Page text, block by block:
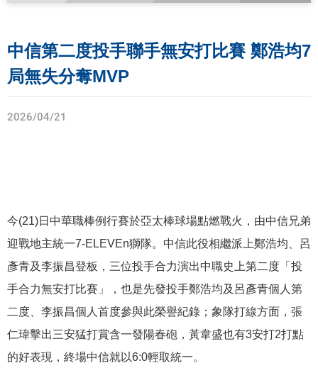
中信第二度投手聯手無安打比賽 鄭浩均7
局無失分奪MVP
2026/04/21
今(21)日中華職棒例行賽於亞太棒球場點燃戰火，由中信兄弟
迎戰地主統一7-ELEVEn獅隊。中信此役相繼派上鄭浩均、呂
彥青及李振昌登板，三位投手合力演出中職史上第二度「投
手合力無安打比賽」，也是先發投手鄭浩均及呂彥青個人第
二度、李振昌個人首度參與此榮譽紀錄；象隊打線方面，張
仁瑋擊出三安猛打賞含一發陽春砲，黃韋盛也有3安打2打點
的好表現，終場中信就以6:0輕取統一。